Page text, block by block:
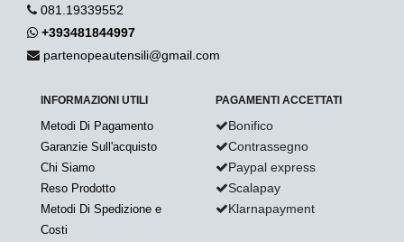
081.19339552
+393481844997
partenopeautensili@gmail.com
INFORMAZIONI UTILI
Metodi Di Pagamento
Garanzie Sull'acquisto
Chi Siamo
Reso Prodotto
Metodi Di Spedizione e
Costi
PAGAMENTI ACCETTATI
Bonifico
Contrassegno
Paypal express
Scalapay
Klarnapayment